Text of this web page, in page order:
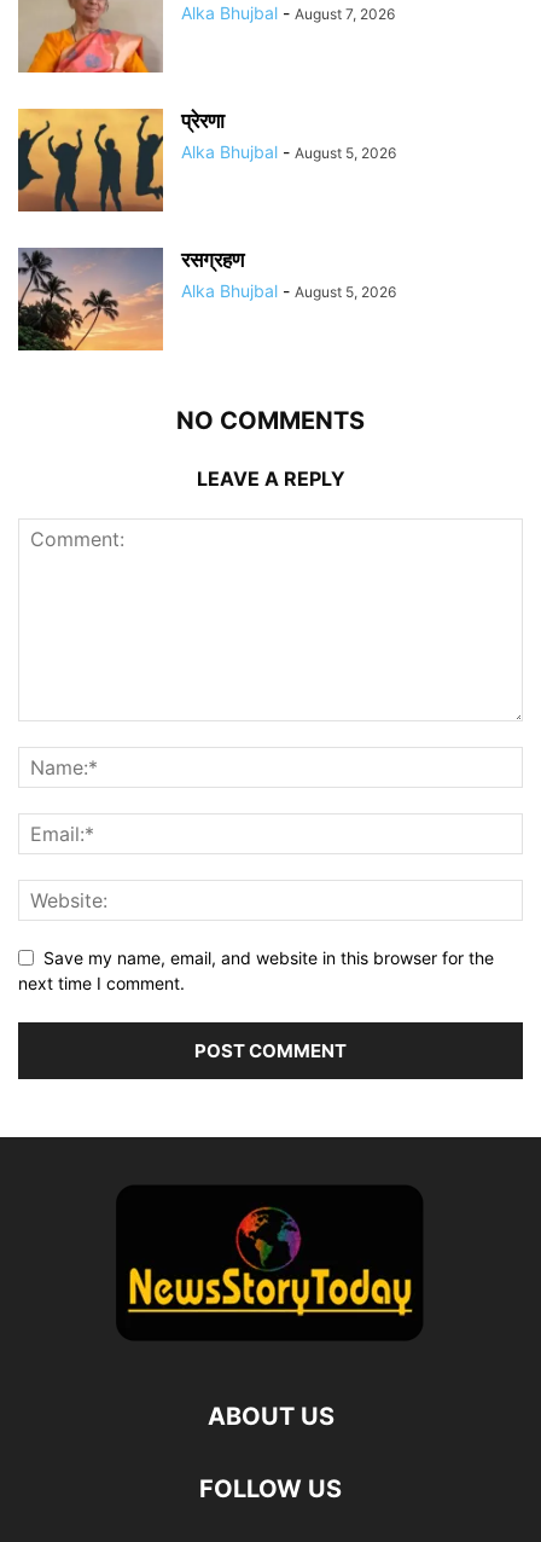
Alka Bhujbal - August 7, 2026
प्रेरणा
Alka Bhujbal - August 5, 2026
रसग्रहण
Alka Bhujbal - August 5, 2026
NO COMMENTS
LEAVE A REPLY
Save my name, email, and website in this browser for the
next time I comment.
ABOUT US
FOLLOW US